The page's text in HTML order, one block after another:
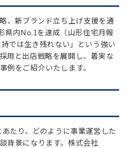
ウンロード
スについて
、新ブランド立ち上げ支援を通
県内No.1を達成（山形住宅月報
では生き残れない」という強い
用と出店戦略を展開し、着実な
例をご紹介いたします。
たり、どのように事業運営した
背景になります。株式会社